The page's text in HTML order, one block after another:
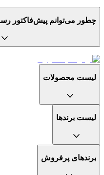
چطور می‌توانم پیش‌فاکتور
لیست محصولات
لیست برندها
برندهای پرفروش